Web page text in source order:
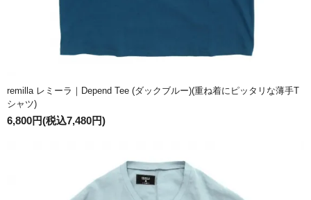
remilla レミーラ｜Depend Tee (ダックブルー)(重ね着にピッタリな薄手T
シャツ)
6,800円(税込7,480円)